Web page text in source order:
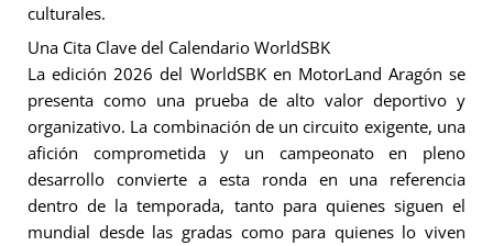
culturales.
Una Cita Clave del Calendario WorldSBK
La edición 2026 del WorldSBK en MotorLand Aragón se
presenta como una prueba de alto valor deportivo y
organizativo. La combinación de un circuito exigente, una
afición comprometida y un campeonato en pleno
desarrollo convierte a esta ronda en una referencia
dentro de la temporada, tanto para quienes siguen el
mundial desde las gradas como para quienes lo viven